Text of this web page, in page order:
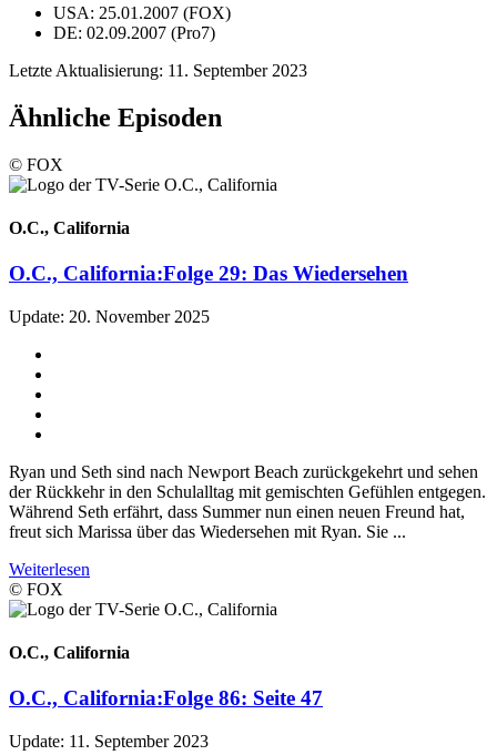
USA: 25.01.2007 (FOX)
DE: 02.09.2007 (Pro7)
Letzte Aktualisierung: 11. September 2023
Ähnliche Episoden
© FOX
O.C., California
O.C., California:Folge 29: Das Wiedersehen
Update: 20. November 2025
Ryan und Seth sind nach Newport Beach zurückgekehrt und sehen
der Rückkehr in den Schulalltag mit gemischten Gefühlen entgegen.
Während Seth erfährt, dass Summer nun einen neuen Freund hat,
freut sich Marissa über das Wiedersehen mit Ryan. Sie ...
Weiterlesen
© FOX
O.C., California
O.C., California:Folge 86: Seite 47
Update: 11. September 2023